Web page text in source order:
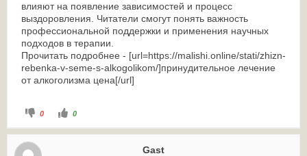
влияют на появление зависимостей и процесс
выздоровления. Читатели смогут понять важность
профессиональной поддержки и применения научных
подходов в терапии.
Прочитать подробнее - [url=https://malishi.online/stati/zhizn-
rebenka-v-seme-s-alkogolikom/]принудительное лечение
от алкоголизма цена[/url]
0 0
Gast